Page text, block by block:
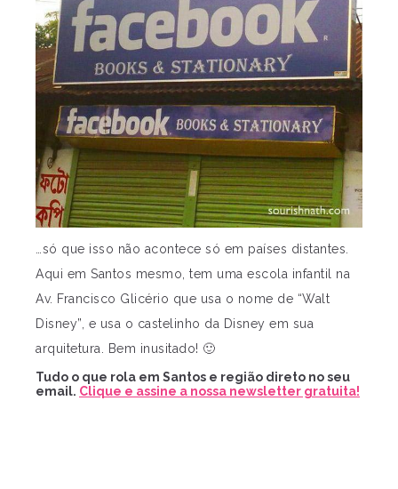
…só que isso não acontece só em países distantes.
Aqui em Santos mesmo, tem uma escola infantil na
Av. Francisco Glicério que usa o nome de “Walt
Disney”, e usa o castelinho da Disney em sua
arquitetura. Bem inusitado! 🙂
Tudo o que rola em Santos e região direto no seu
email. Clique e assine a nossa newsletter gratuita!